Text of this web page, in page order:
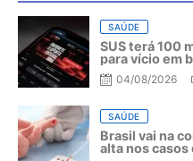
SAÚDE
SUS terá 100
para vício em
04/08/2026
SAÚDE
Brasil vai na
alta nos casos